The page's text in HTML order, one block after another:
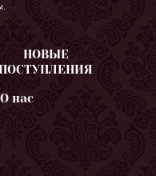
НОВЫЕ
ПОСТУПЛЕНИЯ
О нас